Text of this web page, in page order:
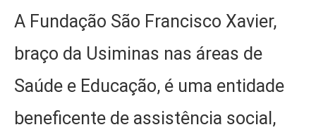
A Fundação São Francisco Xavier,
braço da Usiminas nas áreas de
Saúde e Educação, é uma entidade
beneficente de assistência social,